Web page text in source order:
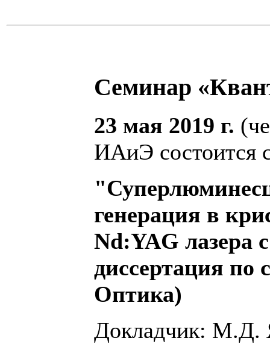
Семинар
23 мая 2019 г.
ИАиЭ состоится
генерация в
Nd:YAG
диссертация по
Оптика)
Докладчик: